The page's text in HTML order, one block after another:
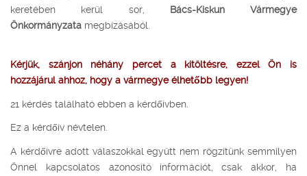
keretében kerül sor, Bács-Kiskun Vármegye
Önkormányzata megbízásából.
Kérjük, szánjon néhány percet a kitöltésre, ezzel Ön is
hozzájárul ahhoz, hogy a vármegye élhetőbb legyen!
21 kérdés található ebben a kérdőívben.
Ez a kérdőív névtelen.
A kérdőívre adott válaszokkal együtt nem rögzítünk semmilyen
Önnel kapcsolatos azonosító információt, csak akkor, ha